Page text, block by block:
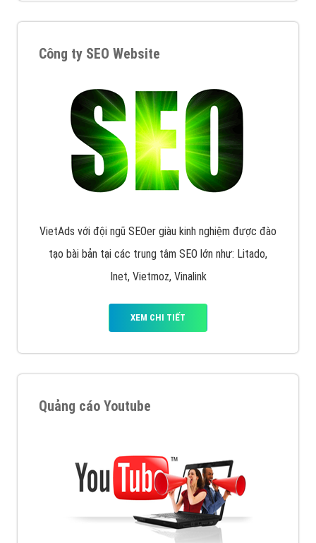
Công ty SEO Website
VietAds với đội ngũ SEOer giàu kinh nghiệm được đào
tạo bài bản tại các trung tâm SEO lớn như: Litado,
Inet, Vietmoz, Vinalink
XEM CHI TIẾT
Quảng cáo Youtube